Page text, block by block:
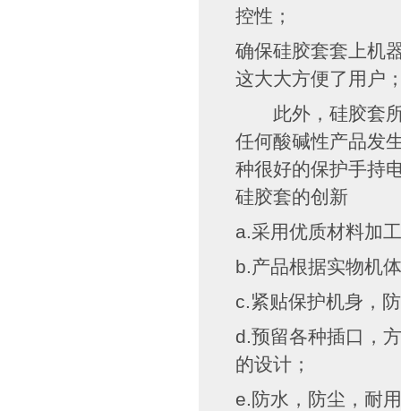
控性；
确保硅胶套套上机
这大大方便了用户
此外，硅胶套所
任何酸碱性产品发
种很好的保护手持
硅胶套的创新
a.采用优质材料加
b.产品根据实物机
c.紧贴保护机身，
d.预留各种插口，
的设计；
e.防水，防尘，耐